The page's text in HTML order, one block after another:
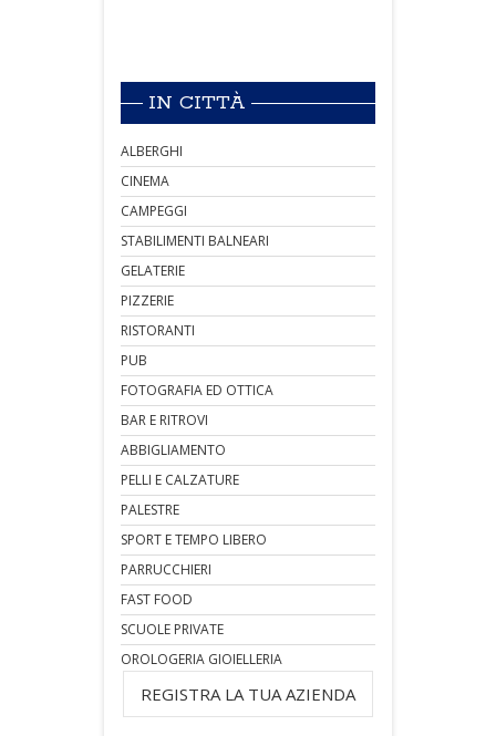
IN CITTÀ
ALBERGHI
CINEMA
CAMPEGGI
STABILIMENTI BALNEARI
GELATERIE
PIZZERIE
RISTORANTI
PUB
FOTOGRAFIA ED OTTICA
BAR E RITROVI
ABBIGLIAMENTO
PELLI E CALZATURE
PALESTRE
SPORT E TEMPO LIBERO
PARRUCCHIERI
FAST FOOD
SCUOLE PRIVATE
OROLOGERIA GIOIELLERIA
REGISTRA LA TUA AZIENDA